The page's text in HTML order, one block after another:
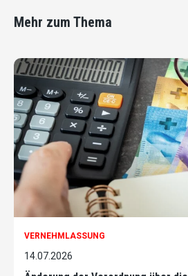
Mehr zum Thema
VERNEHMLASSUNG
14.07.2026